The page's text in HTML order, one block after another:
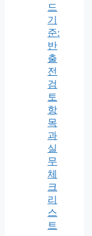
드
기
준:
반
출
전
검
토
항
목
과
실
무
체
크
리
스
트